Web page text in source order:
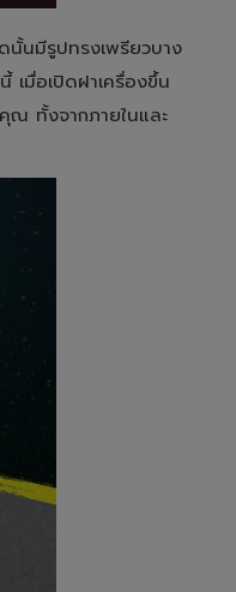
นั้นมีรูปทรงเพรียวบาง
เมื่อเปิดฝาเครื่องขึ้น
ทั้งจากภายในและ